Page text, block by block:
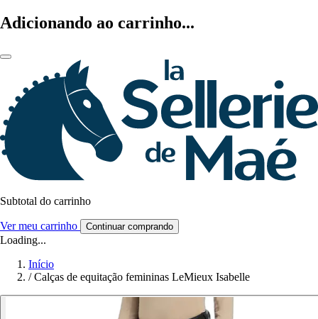
Adicionando ao carrinho...
Subtotal do carrinho
Ver meu carrinho Continuar comprando
Loading...
Início
/ Calças de equitação femininas LeMieux Isabelle